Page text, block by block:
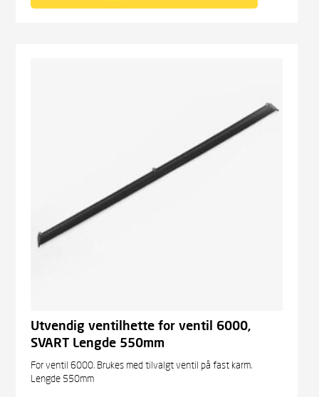
Utvendig ventilhette for ventil 6000,
SVART Lengde 550mm
For ventil 6000. Brukes med tilvalgt ventil på fast karm.
Lengde 550mm